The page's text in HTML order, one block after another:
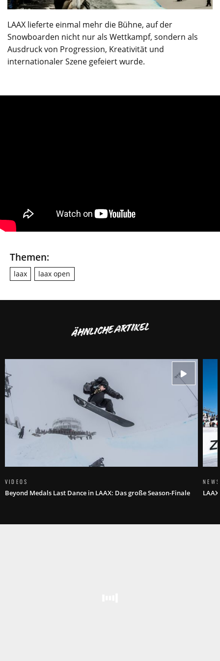
LAAX lieferte einmal mehr die Bühne, auf der
Snowboarden nicht nur als Wettkampf, sondern als
Ausdruck von Progression, Kreativität und
internationaler Szene gefeiert wurde.
Themen:
laax laax open
ÄHNLICHE ARTIKEL
VIDEOS
Beyond Medals Last Dance in LAAX: Das große Season-Finale
NEWS